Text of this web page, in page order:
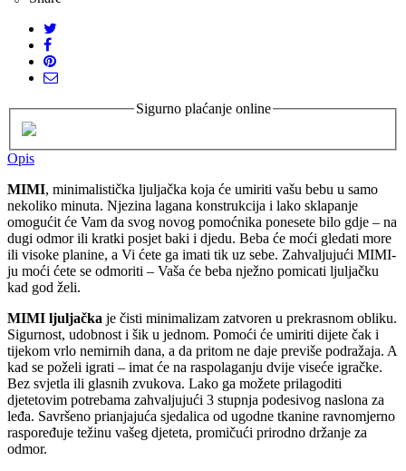
Sigurno plaćanje online
Opis
MIMI, minimalistička ljuljačka koja će umiriti vašu bebu u samo
nekoliko minuta. Njezina lagana konstrukcija i lako sklapanje
omogućit će Vam da svog novog pomoćnika ponesete bilo gdje – na
dugi odmor ili kratki posjet baki i djedu. Beba će moći gledati more
ili visoke planine, a Vi ćete ga imati tik uz sebe. Zahvaljujući MIMI-
ju moći ćete se odmoriti – Vaša će beba nježno pomicati ljuljačku
kad god želi.
MIMI ljuljačka je čisti minimalizam zatvoren u prekrasnom obliku.
Sigurnost, udobnost i šik u jednom. Pomoći će umiriti dijete čak i
tijekom vrlo nemirnih dana, a da pritom ne daje previše podražaja. A
kad se poželi igrati – imat će na raspolaganju dvije viseće igračke.
Bez svjetla ili glasnih zvukova. Lako ga možete prilagoditi
djetetovim potrebama zahvaljujući 3 stupnja podesivog naslona za
leđa. Savršeno prianjajuća sjedalica od ugodne tkanine ravnomjerno
raspoređuje težinu vašeg djeteta, promičući prirodno držanje za
odmor.